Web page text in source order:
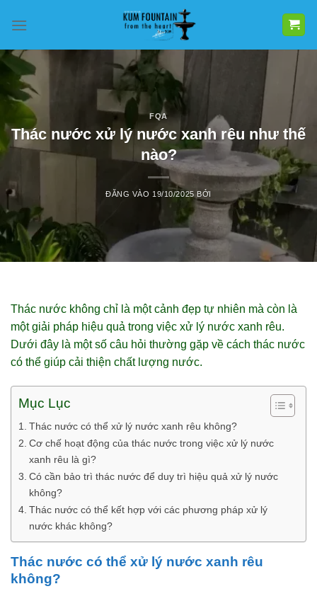
qua
dung
FQA
Thác nước xử lý nước xanh rêu như thế
nào?
ĐĂNG VÀO 19/10/2025 BỞI
Thác nước không chỉ là một cảnh đẹp tự nhiên mà còn là
một giải pháp hiệu quả trong việc xử lý nước xanh rêu.
Dưới đây là một số câu hỏi thường gặp về cách thác nước
có thể giúp cải thiện chất lượng nước.
Mục Lục
Thác nước có thể xử lý nước xanh rêu không?
Cơ chế hoạt động của thác nước trong việc xử lý nước
xanh rêu là gì?
Có cần bảo trì thác nước để duy trì hiệu quả xử lý nước
không?
Thác nước có thể kết hợp với các phương pháp xử lý
nước khác không?
Thác nước có thể xử lý nước xanh rêu
không?